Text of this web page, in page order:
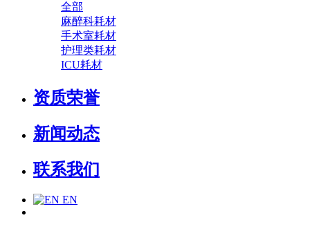
全部
麻醉科耗材
手术室耗材
护理类耗材
ICU耗材
资质荣誉
新闻动态
联系我们
EN